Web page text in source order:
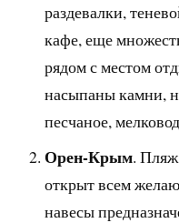
раздевалки,
кафе, еще
рядом с местом
насыпаны камни,
песчаное,
Орен-Крым.
открыт всем
навесы